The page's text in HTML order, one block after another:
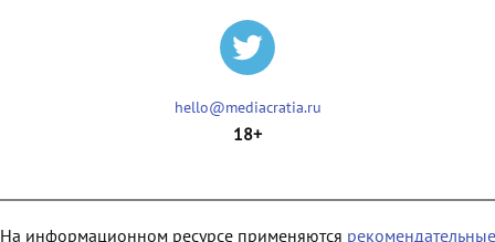
hello@mediacratia.ru
18+
На информационном ресурсе применяются рекомендательные